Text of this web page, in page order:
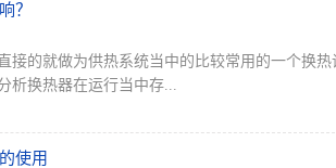
？
接的就做为供热系统当中的比较常用的一个换
析换热器在运行当中存...
使用